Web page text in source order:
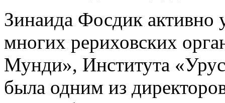
Зинаида Фосдик активно
многих рериховских
Мунди», Института
была одним из